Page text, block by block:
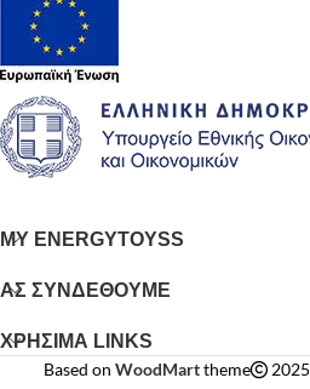
MY ENERGYTOYSS
ΑΣ ΣΥΝΔΕΘΟΥΜΕ
ΧΡΗΣΙΜΑ LINKS
Based on WoodMarttheme 2025